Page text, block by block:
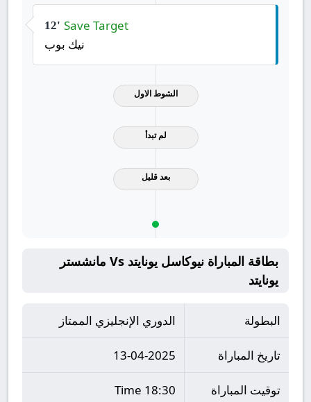
12' Save Target
نيك بوب
الشوط الاول
لم تبدأ
بعد قليل
بطاقة المباراة نيوكاسل يونايتد Vs مانشستر
يونايتد
البطولة الدوري الإنجليزي الممتاز
تاريخ المباراة 13-04-2025
توقيت المباراة 18:30 Time